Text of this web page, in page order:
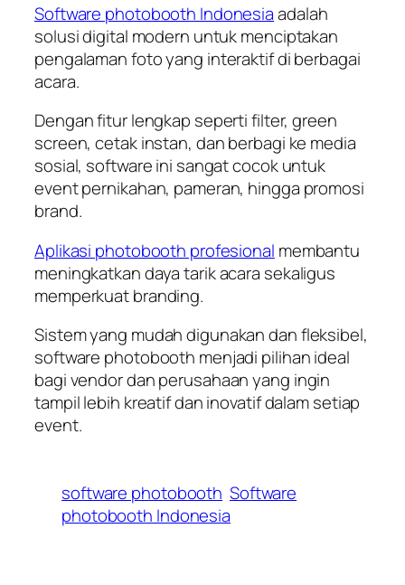
Software photobooth Indonesiaadalah
solusi digital modern untuk menciptakan
pengalaman foto yang interaktif di berbagai
acara.
Dengan fitur lengkap seperti filter, green
screen, cetak instan, dan berbagi ke media
sosial, software ini sangat cocok untuk
event pernikahan, pameran, hingga promosi
brand.
Aplikasi photobooth profesional membantu
meningkatkan daya tarik acara sekaligus
memperkuat branding.
Sistem yang mudah digunakan dan fleksibel,
software photobooth menjadi pilihan ideal
bagi vendor dan perusahaan yang ingin
tampil lebih kreatif dan inovatif dalam setiap
event.
software photobooth Software
photobooth Indonesia